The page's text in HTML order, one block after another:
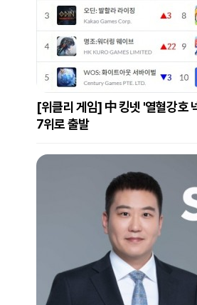
[위클리 게임] 中 킹넷 '열혈강호
7위로 출발